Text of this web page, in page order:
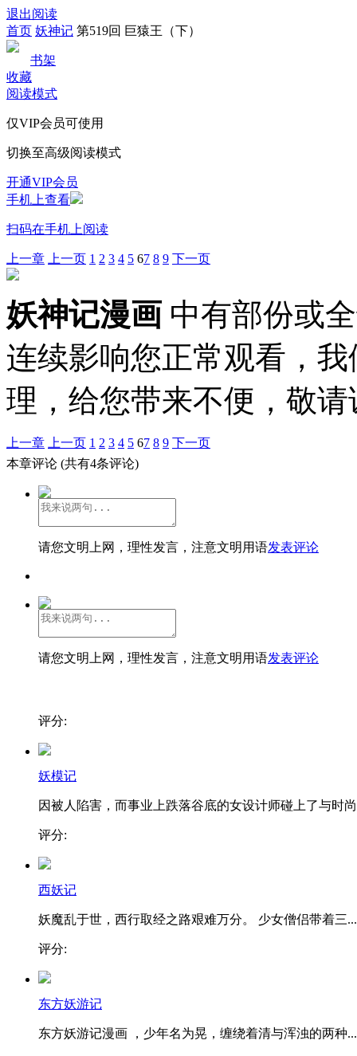
退出阅读
首页 妖神记 第519回 巨猿王（下）
书架
收藏
阅读模式
仅VIP会员可使用
切换至高级阅读模式
开通VIP会员
手机上查看
扫码在手机上阅读
上一章 上一页 1 2 3 4 5 67 8 9 下一页
妖神记漫画 中有部份或
连续影响您正常观看，
理，给您带来不便，敬请
上一章 上一页 1 2 3 4 5 67 8 9 下一页
本章评论 (共有4条评论)
请您文明上网，理性发言，注意文明用语发表评论
请您文明上网，理性发言，注意文明用语发表评论
评分:
妖模记
因被人陷害，而事业上跌落谷底的女设计师碰上了与时
评分:
西妖记
妖魔乱于世，西行取经之路艰难万分。 少女僧侣带着三...
评分:
东方妖游记
东方妖游记漫画 ，少年名为晃，缠绕着清与浑浊的两种...